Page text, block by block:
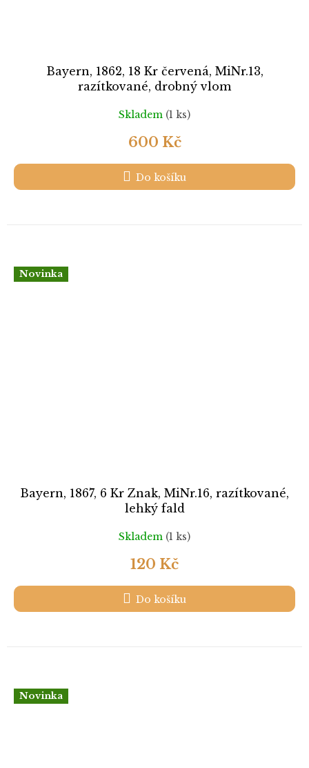
Bayern, 1862, 18 Kr červená, MiNr.13,
razítkované, drobný vlom
Skladem (1 ks)
600 Kč
Do košíku
Novinka
Bayern, 1867, 6 Kr Znak, MiNr.16, razítkované,
lehký fald
Skladem (1 ks)
120 Kč
Do košíku
Novinka